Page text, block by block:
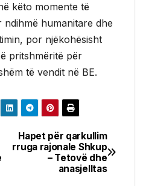
këto momente të
humanitare dhe
por njëkohësisht
pritshmëritë për
të vendit në BE.
Hapet për qarkullim
rruga rajonale Shkup
– Tetovë dhe
anasjelltas